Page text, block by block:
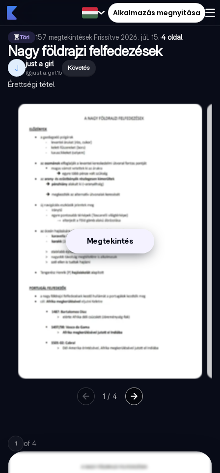
Alkalmazás megnyitása
Töri 157 megtekintések·Frissítve 2026. júl. 15.·4 oldal
Nagy földrajzi felfedezések
J just a girl
@just.a.girl15
Követés
Érettségi tétel
Megtekintés
1 /4
1 of 4